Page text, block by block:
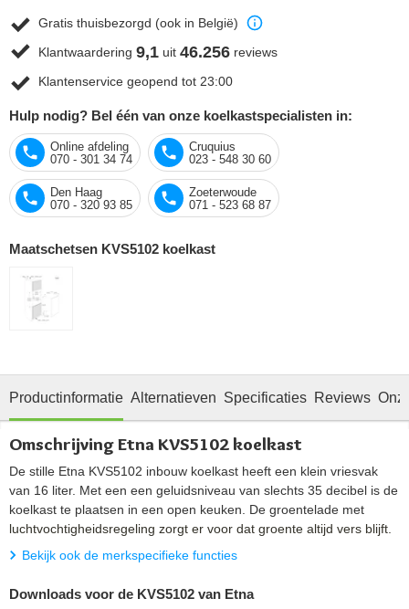
Gratis thuisbezorgd (ook in België)
Klantwaardering 9,1 uit 46.256 reviews
Klantenservice geopend tot 23:00
Hulp nodig? Bel één van onze koelkastspecialisten in:
Online afdeling
070 - 301 34 74
Cruquius
023 - 548 30 60
Den Haag
070 - 320 93 85
Zoeterwoude
071 - 523 68 87
Maatschetsen KVS5102 koelkast
Productinformatie Alternatieven Specificaties Reviews
Omschrijving Etna KVS5102 koelkast
De stille Etna KVS5102 inbouw koelkast heeft een klein vriesvak
van 16 liter. Met een een geluidsniveau van slechts 35 decibel is de
koelkast te plaatsen in een open keuken. De groentelade met
luchtvochtigheidsregeling zorgt er voor dat groente altijd vers blijft.
Bekijk ook de merkspecifieke functies
Downloads voor de KVS5102 van Etna